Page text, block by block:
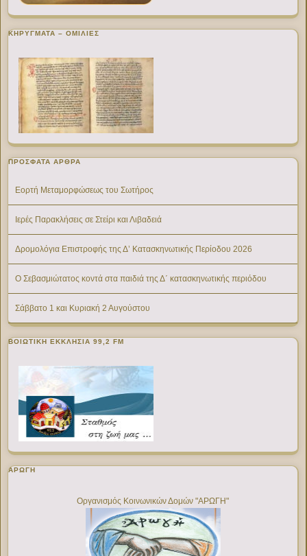
ΚΗΡΥΓΜΑΤΑ – ΟΜΙΛΙΕΣ
ΠΡΌΣΦΑΤΑ ΆΡΘΡΑ
Εορτή Μεταμορφώσεως του Σωτήρος
Ιερές Παρακλήσεις σε Στείρι και Λιβαδειά
Δρομολόγια Επιστροφής της Δ’ Κατασκηνωτικής Περίοδου 2026
Ο Σεβασμιώτατος κοντά στα παιδιά της Δ΄ κατασκηνωτικής περιόδου
Σάββατο 1 και Κυριακή 2 Αυγούστου
ΒΟΙΩΤΙΚΉ ΕΚΚΛΗΣΊΑ 99,2 FM
ΑΡΩΓΗ
Οργανισμός Κοινωνικών Δομών "ΑΡΩΓΗ"